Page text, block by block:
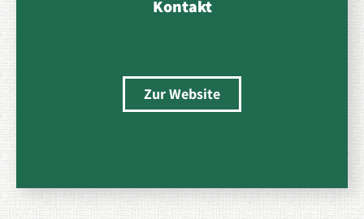
Kontakt
Zur Website